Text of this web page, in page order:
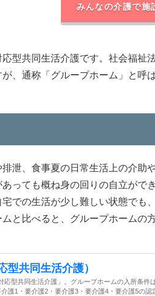
みんなの介護で施
型共同生活介護です。社会福祉
、通称「グループホーム」と呼
泄、食事夏の日常生活上の介助
っても概ね身の回りの自立がで
での生活が少し難しい状態でも
と比べると、グループホームの
型共同生活介護）
型共同生活介護」。グループホームの入所条件
護1・要介護2・要介護3・要介護4・要介護5の